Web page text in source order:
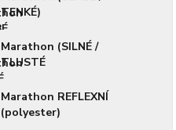
TENKÉ)
Marathon (SILNÉ /
TLUSTÉ
Marathon REFLEXNÍ
(polyester)